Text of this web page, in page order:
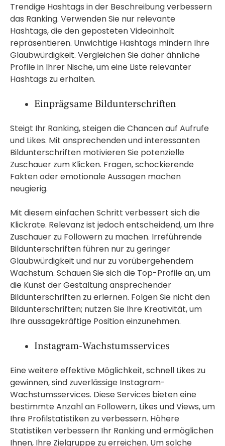
Trendige Hashtags in der Beschreibung verbessern
das Ranking. Verwenden Sie nur relevante
Hashtags, die den geposteten Videoinhalt
repräsentieren. Unwichtige Hashtags mindern Ihre
Glaubwürdigkeit. Vergleichen Sie daher ähnliche
Profile in Ihrer Nische, um eine Liste relevanter
Hashtags zu erhalten.
Einprägsame Bildunterschriften
Steigt Ihr Ranking, steigen die Chancen auf Aufrufe
und Likes. Mit ansprechenden und interessanten
Bildunterschriften motivieren Sie potenzielle
Zuschauer zum Klicken. Fragen, schockierende
Fakten oder emotionale Aussagen machen
neugierig.
Mit diesem einfachen Schritt verbessert sich die
Klickrate. Relevanz ist jedoch entscheidend, um Ihre
Zuschauer zu Followern zu machen. Irreführende
Bildunterschriften führen nur zu geringer
Glaubwürdigkeit und nur zu vorübergehendem
Wachstum. Schauen Sie sich die Top-Profile an, um
die Kunst der Gestaltung ansprechender
Bildunterschriften zu erlernen. Folgen Sie nicht den
Bildunterschriften; nutzen Sie Ihre Kreativität, um
Ihre aussagekräftige Position einzunehmen.
Instagram-Wachstumsservices
Eine weitere effektive Möglichkeit, schnell Likes zu
gewinnen, sind zuverlässige Instagram-
Wachstumsservices. Diese Services bieten eine
bestimmte Anzahl an Followern, Likes und Views, um
Ihre Profilstatistiken zu verbessern. Höhere
Statistiken verbessern Ihr Ranking und ermöglichen
Ihnen, Ihre Zielgruppe zu erreichen. Um solche